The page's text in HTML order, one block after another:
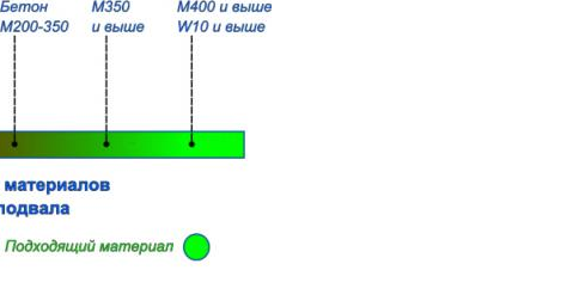
Пластиковый погреб
пластиковым погребом
Земляной погреб
Погреб под домом